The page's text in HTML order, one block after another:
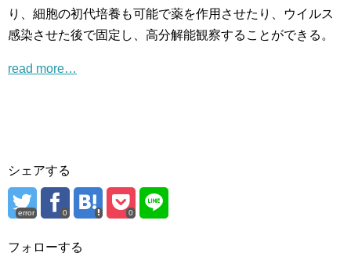
り、細胞の初代培養も可能で薬を作用させたり、ウイルス
感染させた後で固定し、高分解能観察することができる。
read more…
シェアする
error 0 0
フォローする